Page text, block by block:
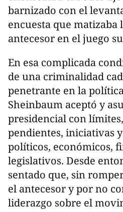
barnizado con el
encuesta que
antecesor en el juego
En esa complicada
de una criminalidad
penetrante en la
Sheinbaum aceptó y
presidencial con
pendientes, iniciativas
políticos, económicos,
legislativos. Desde
sentado que, sin
el antecesor y por no
liderazgo sobre el